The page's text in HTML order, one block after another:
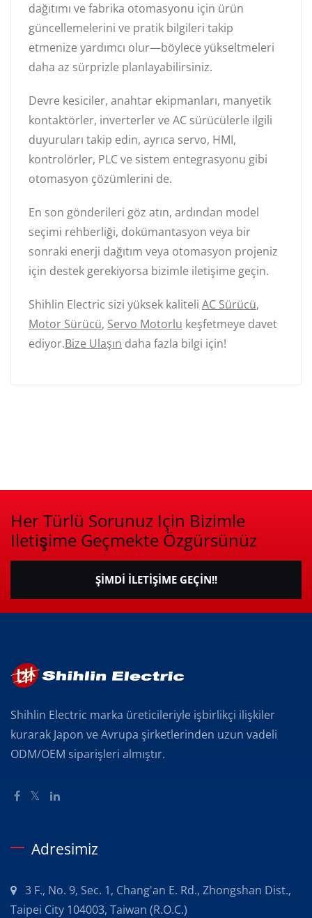
dağıtımı ve fabrika otomasyonu için ürün
güncellemelerini ve pratik bilgileri takip
etmenize yardımcı olur—böylece yükseltmeleri
daha az sürprizle planlayabilirsiniz.
Devre kesiciler, anahtar ekipmanları, manyetik
kontaktörler, inverterler ve AC sürücülerle ilgili
duyuruları takip edin, ayrıca servo, HMI,
kontrolörler, PLC ve sistem entegrasyonu gibi
otomasyon çözümlerini de.
En son gönderileri göz atın, ardından model
seçimi rehberliği, dokümantasyon veya bir
sonraki enerji dağıtım veya otomasyon projeniz
için destek gerekiyorsa bizimle iletişime geçin.
Shihlin Electric sizi yüksek kaliteli AC Sürücü,
Motor Sürücü, Servo Motorlu keşfetmeye davet
ediyor.Bize Ulaşın daha fazla bilgi için!
Her Türlü Sorunuz Için Bizimle
Iletişime Geçmekte Özgürsünüz
ŞIMDI İLETIŞIME GEÇIN!!
Shihlin Electric marka üreticileriyle işbirlikçi ilişkiler
kurarak Japon ve Avrupa şirketlerinden uzun vadeli
ODM/OEM siparişleri almıştır.
Adresimiz
3 F., No. 9, Sec. 1, Chang'an E. Rd., Zhongshan Dist.,
Taipei City 104003, Taiwan (R.O.C.)